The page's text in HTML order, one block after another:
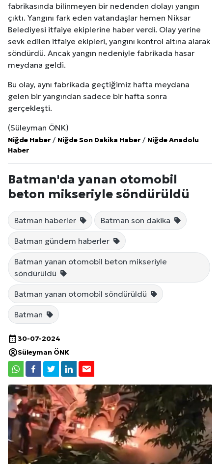
fabrikasında bilinmeyen bir nedenden dolayı yangın
çıktı. Yangını fark eden vatandaşlar hemen Niksar
Belediyesi itfaiye ekiplerine haber verdi. Olay yerine
sevk edilen itfaiye ekipleri, yangını kontrol altına alarak
söndürdü. Ancak yangın nedeniyle fabrikada hasar
meydana geldi.
Bu olay, aynı fabrikada geçtiğimiz hafta meydana
gelen bir yangından sadece bir hafta sonra
gerçekleşti.
(Süleyman ÖNK)
Niğde Haber / Niğde Son Dakika Haber / Niğde Anadolu
Haber
Batman'da yanan otomobil
beton mikseriyle söndürüldü
Batman haberler Batman son dakika
Batman gündem haberler
Batman yanan otomobil beton mikseriyle
söndürüldü
Batman yanan otomobil söndürüldü
Batman
30-07-2024
Süleyman ÖNK